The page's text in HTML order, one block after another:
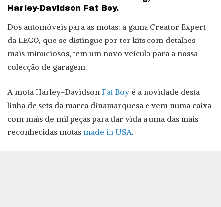
Harley-Davidson Fat Boy.
Dos automóveis para as motas: a gama Creator Expert
da LEGO, que se distingue por ter kits com detalhes
mais minuciosos, tem um novo veículo para a nossa
colecção de garagem.
A mota Harley-Davidson Fat Boy é a novidade desta
linha de sets da marca dinamarquesa e vem numa caixa
com mais de mil peças para dar vida a uma das mais
reconhecidas motas made in USA.